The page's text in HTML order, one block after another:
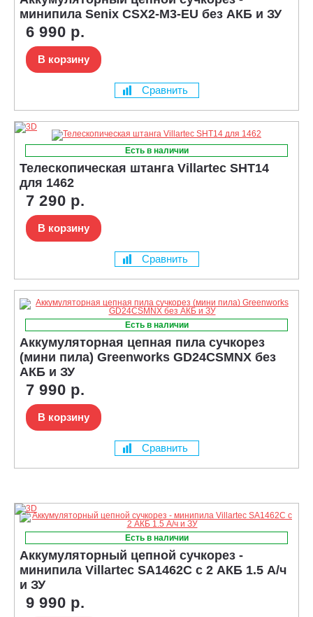
минипила Senix CSX2-M3-EU без АКБ и ЗУ
6 990 р.
В корзину
Сравнить
Есть в наличии
Телескопическая штанга Villartec SHT14
для 1462
7 290 р.
В корзину
Сравнить
Есть в наличии
Аккумуляторная цепная пила сучкорез
(мини пила) Greenworks GD24CSMNX без
АКБ и ЗУ
7 990 р.
В корзину
Сравнить
Есть в наличии
Аккумуляторный цепной сучкорез -
минипила Villartec SA1462С с 2 АКБ 1.5 А/ч
и ЗУ
9 990 р.